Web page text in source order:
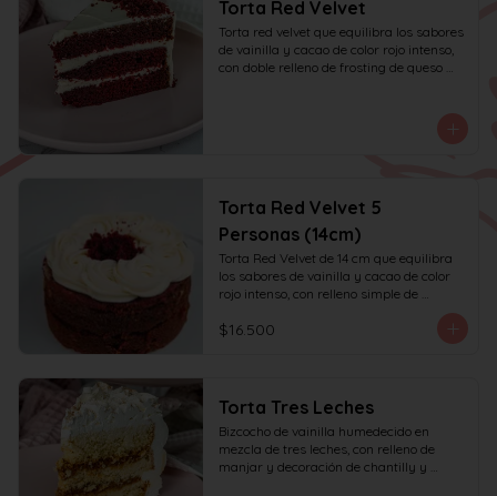
Torta Red Velvet
Torta red velvet que equilibra los sabores
de vainilla y cacao de color rojo intenso,
con doble relleno de frosting de queso
Torta Red Velvet 5
Personas (14cm)
Torta Red Velvet de 14 cm que equilibra
los sabores de vainilla y cacao de color
rojo intenso, con relleno simple de
solo en la parte superior. Recomendada
$16.500
Torta Tres Leches
Bizcocho de vainilla humedecido en
mezcla de tres leches, con relleno de
manjar y decoración de chantilly y